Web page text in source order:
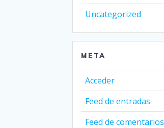
Uncategorized
META
Acceder
Feed de entradas
Feed de comentarios